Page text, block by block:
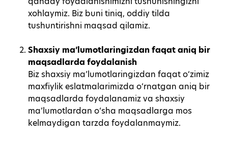
xohlaymiz. Biz buni tiniq, oddiy tilda
tushuntirishni maqsad qilamiz.
Shaxsiy ma’lumotlaringizdan faqat aniq bir
maqsadlarda foydalanish
Biz shaxsiy ma’lumotlaringizdan faqat o‘zimiz
maxfiylik eslatmalarimizda o‘rnatgan aniq bir
maqsadlarda foydalanamiz va shaxsiy
ma’lumotlardan o‘sha maqsadlarga mos
kelmaydigan tarzda foydalanmaymiz.